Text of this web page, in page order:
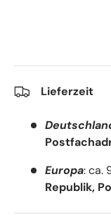
Lieferzeit
Europa: ca.
Republik,